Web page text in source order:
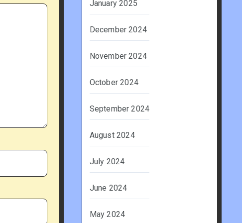
January 2025
December 2024
November 2024
October 2024
September 2024
August 2024
July 2024
June 2024
May 2024